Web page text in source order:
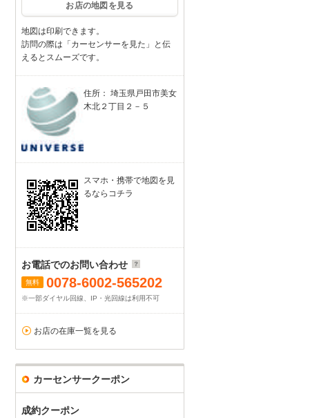
お店の地図を見る
地図は印刷できます。
訪問の際は「カーセンサーを見た」と伝
えるとスムーズです。
住所： 埼玉県戸田市美女
木北２丁目２－５
スマホ・携帯で地図を見
るならコチラ
お電話でのお問い合わせ
無料 0078-6002-565202
※一部ダイヤル回線、IP・光回線は利用不可
お店の在庫一覧を見る
カーセンサークーポン
成約クーポン